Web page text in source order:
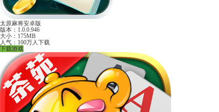
太原麻将安卓版
版本：1.0.0.946
大小：175MB
人气：100万人下载
下载游戏